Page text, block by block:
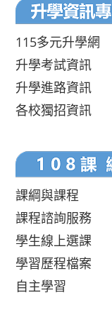
115多元升學網
升學考試資訊
升學進路資訊
各校獨招資訊
課綱與課程
課程諮詢服務
學生線上選課
學習歷程檔案
自主學習